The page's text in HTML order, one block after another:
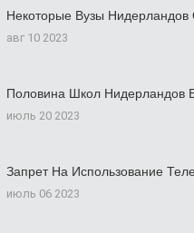
Некоторые Вузы
авг 10 2023
Половина Школ Нидерландов
июль 20 2023
Запрет На Использование
июль 06 2023